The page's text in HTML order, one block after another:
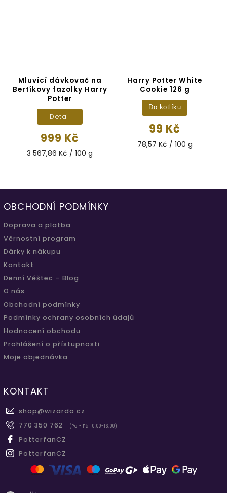
Mluvící dávkovač na
Bertíkovy fazolky Harry
Potter
999 Kč
3 567,86 Kč / 100 g
Detail
Harry Potter White
Cookie 126 g
99 Kč
78,57 Kč / 100 g
Do kotlíku
OBCHODNÍ PODMÍNKY
Doprava a platba
Věrnostní program
Dárky k nákupu
Kontakt
Denní Věštec – Blog
O nás
Obchodní podmínky
Podmínky ochrany osobních údajů
Hodnocení obchodu
Prohlášení o přístupnosti
Moje objednávka
KONTAKT
shop@wizardo.cz
770 350 762
(Po - Pá 10.00-16.00)
PotterfanCZ
PotterfanCZ